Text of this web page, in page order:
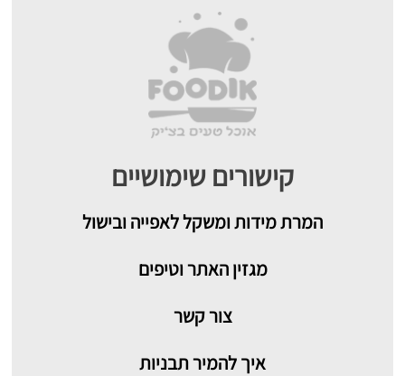
קישורים שימושיים
המרת מידות ומשקל לאפייה ובישול
מגזין האתר וטיפים
צור קשר
איך להמיר תבניות